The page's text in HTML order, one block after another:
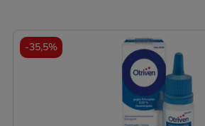
-35,5%